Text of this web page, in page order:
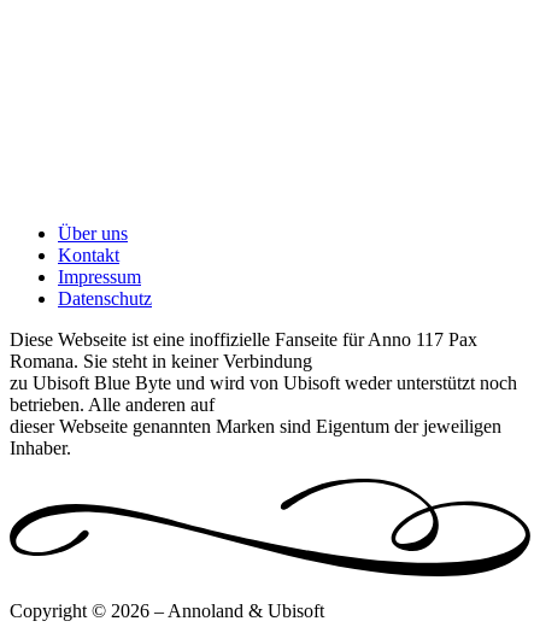
Über uns
Kontakt
Impressum
Datenschutz
Diese Webseite ist eine inoffizielle Fanseite für Anno 117 Pax
Romana. Sie steht in keiner Verbindung
zu Ubisoft Blue Byte und wird von Ubisoft weder unterstützt noch
betrieben. Alle anderen auf
dieser Webseite genannten Marken sind Eigentum der jeweiligen
Inhaber.
Copyright © 2026 – Annoland & Ubisoft